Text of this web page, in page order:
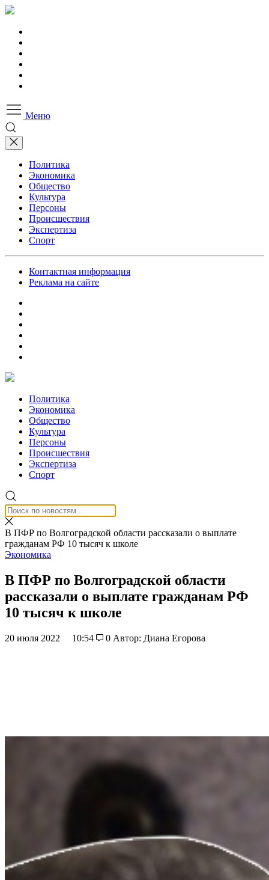
Меню
Политика
Экономика
Общество
Культура
Персоны
Происшествия
Экспертиза
Спорт
Контактная информация
Реклама на сайте
Политика
Экономика
Общество
Культура
Персоны
Происшествия
Экспертиза
Спорт
В ПФР по Волгоградской области рассказали о выплате
гражданам РФ 10 тысяч к школе
Экономика
В ПФР по Волгоградской области
рассказали о выплате гражданам РФ
10 тысяч к школе
20 июля 2022 10:54 0 Автор: Диана Егорова